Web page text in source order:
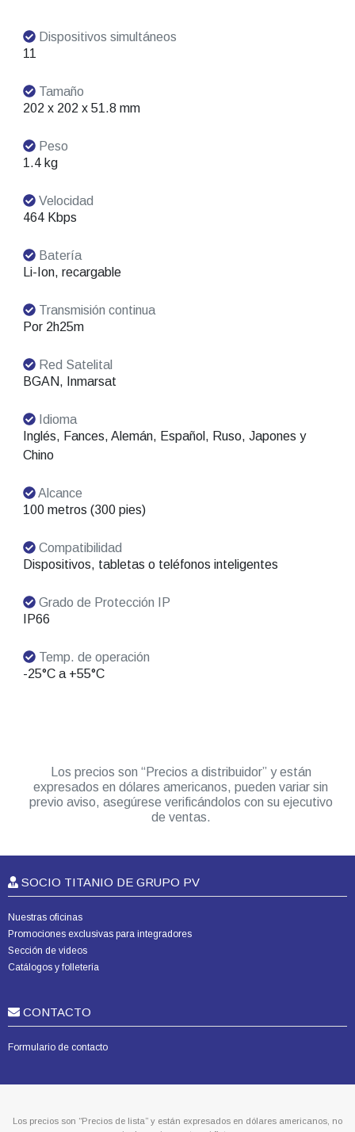
Dispositivos simultáneos
11
Tamaño
202 x 202 x 51.8 mm
Peso
1.4 kg
Velocidad
464 Kbps
Batería
Li-Ion, recargable
Transmisión continua
Por 2h25m
Red Satelital
BGAN, Inmarsat
Idioma
Inglés, Fances, Alemán, Español, Ruso, Japones y
Chino
Alcance
100 metros (300 pies)
Compatibilidad
Dispositivos, tabletas o teléfonos inteligentes
Grado de Protección IP
IP66
Temp. de operación
-25°C a +55°C
Los precios son “Precios a distribuidor” y están
expresados en dólares americanos, pueden variar sin
previo aviso, asegúrese verificándolos con su ejecutivo
de ventas.
SOCIO TITANIO DE GRUPO PV
Nuestras oficinas
Promociones exclusivas para integradores
Sección de videos
Catálogos y folletería
CONTACTO
Formulario de contacto
Los precios son “Precios de lista” y están expresados en dólares americanos, no